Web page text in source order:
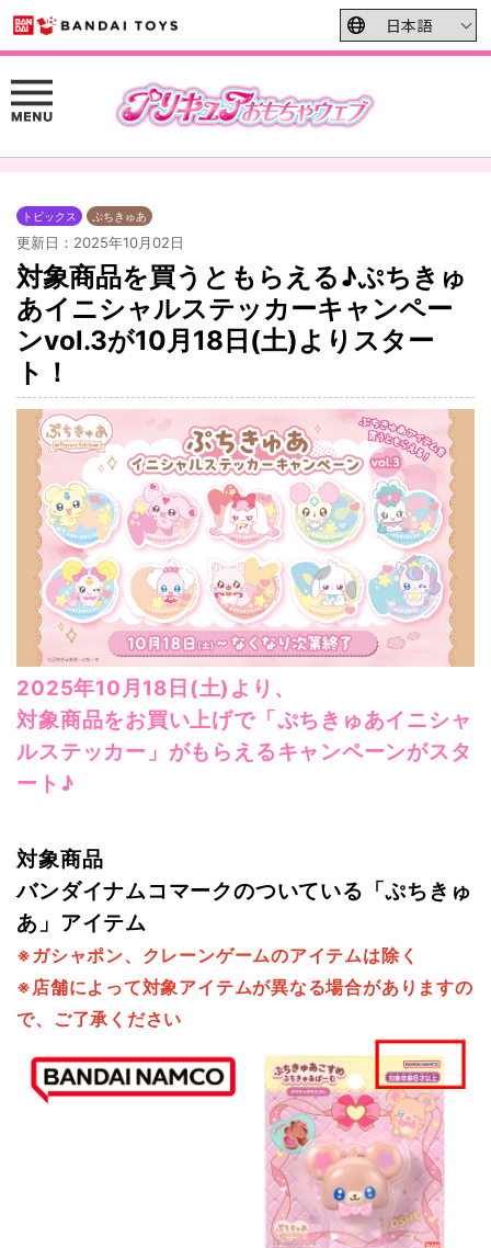
更新日：2025年10月02日
トピックス ぷちきゅあ
対象商品を買うともらえる♪ぷちきゅ
あイニシャルステッカーキャンペー
ンvol.3が10月18日(土)よりスター
ト！
2025年10月18日(土)より、
対象商品をお買い上げで「ぷちきゅあイニシャ
ルステッカー」がもらえるキャンペーンがスタ
ート♪
対象商品
バンダイナムコマークのついている「ぷちきゅ
あ」アイテム
※ガシャポン、クレーンゲームのアイテムは除く
※店舗によって対象アイテムが異なる場合がありますの
で、ご了承ください